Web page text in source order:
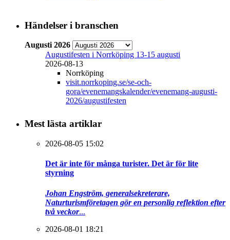
Händelser i branschen
Augusti 2026
Augustifesten i Norrköping 13-15 augusti
2026-08-13
Norrköping
visit.norrkoping.se/se-och-
gora/evenemangskalender/evenemang-augusti-
2026/augustifesten
Mest lästa artiklar
2026-08-05 15:02
Det är inte för många turister. Det är för lite
styrning
Johan Engström, generalsekreterare,
Naturturismföretagen gör en personlig reflektion efter
två veckor...
2026-08-01 18:21